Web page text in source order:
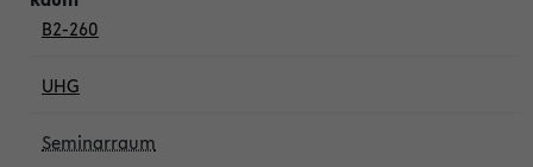
B2-260
UHG
Seminarraum